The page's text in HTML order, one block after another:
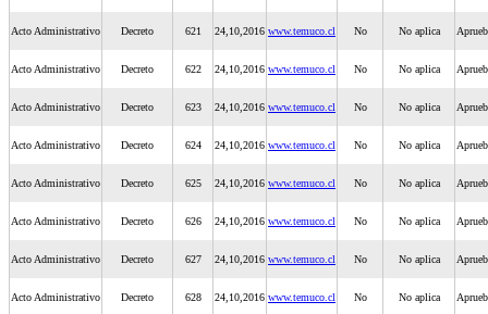
Acto Administrativo Decreto 621 24,10,2016 www.temuco.cl No No aplica
Acto Administrativo Decreto 622 24,10,2016 www.temuco.cl No No aplica
Acto Administrativo Decreto 623 24,10,2016 www.temuco.cl No No aplica
Acto Administrativo Decreto 624 24,10,2016 www.temuco.cl No No aplica
Acto Administrativo Decreto 625 24,10,2016 www.temuco.cl No No aplica
Acto Administrativo Decreto 626 24,10,2016 www.temuco.cl No No aplica
Acto Administrativo Decreto 627 24,10,2016 www.temuco.cl No No aplica
Acto Administrativo Decreto 628 24,10,2016 www.temuco.cl No No aplica